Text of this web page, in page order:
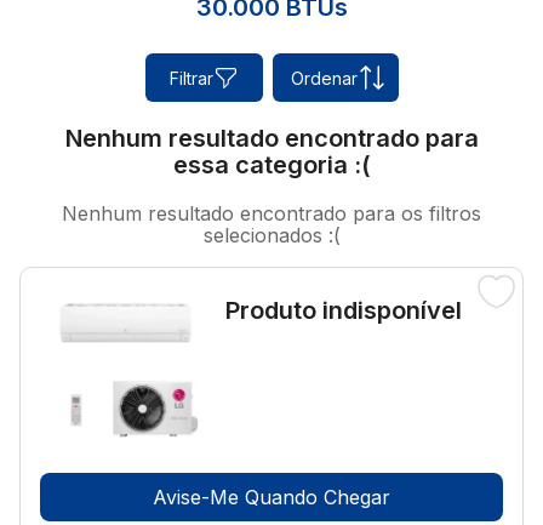
30.000 BTUs
Filtrar Ordenar
Nenhum resultado encontrado para
essa categoria :(
Nenhum resultado encontrado para os filtros
selecionados :(
Produto indisponível
Avise-Me Quando Chegar